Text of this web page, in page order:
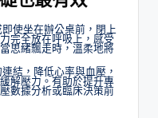
使坐在辦公桌前，閉上
完全放在呼吸上，感受
思緒飄走時，溫柔地將
結，降低心率與血壓，
解壓力。有助於提升專
數據分析或臨床決策前